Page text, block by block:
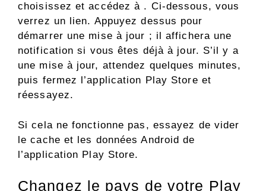
choisissez et accédez à . Ci-dessous, vous
verrez un lien. Appuyez dessus pour
démarrer une mise à jour ; il affichera une
notification si vous êtes déjà à jour. S’il y a
une mise à jour, attendez quelques minutes,
puis fermez l’application Play Store et
réessayez.
Si cela ne fonctionne pas, essayez de vider
le cache et les données Android de
l’application Play Store.
Changez le pays de votre Play